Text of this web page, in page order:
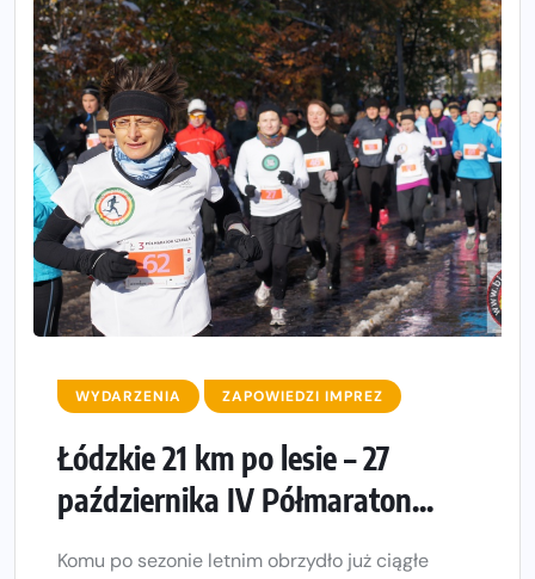
WYDARZENIA ZAPOWIEDZI IMPREZ
Łódzkie 21 km po lesie – 27
października IV Półmaraton...
Komu po sezonie letnim obrzydło już ciągłe